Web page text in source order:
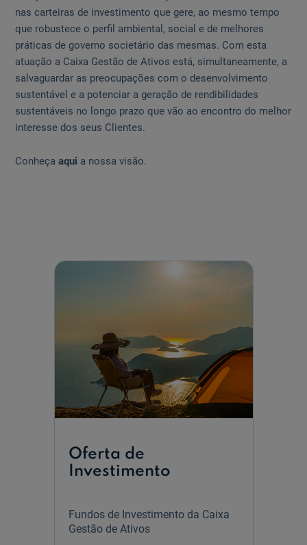
nas carteiras de investimento que gere, ao mesmo tempo
que robustece o perfil ambiental, social e de melhores
práticas de governo societário das mesmas. Com esta
atuação a Caixa Gestão de Ativos está, simultaneamente, a
salvaguardar as preocupações com o desenvolvimento
sustentável e a potenciar a geração de rendibilidades
sustentáveis no longo prazo que vão ao encontro do melhor
interesse dos seus Clientes.
Conheçaaqui a nossa visão.
Oferta de
Investimento
Fundos de Investimento da Caixa
Gestão de Ativos